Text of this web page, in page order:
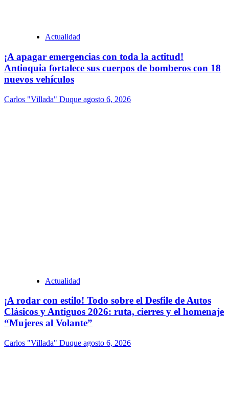
Actualidad
¡A apagar emergencias con toda la actitud!
Antioquia fortalece sus cuerpos de bomberos con 18
nuevos vehículos
Carlos "Villada" Duque agosto 6, 2026
Actualidad
¡A rodar con estilo! Todo sobre el Desfile de Autos
Clásicos y Antiguos 2026: ruta, cierres y el homenaje
“Mujeres al Volante”
Carlos "Villada" Duque agosto 6, 2026